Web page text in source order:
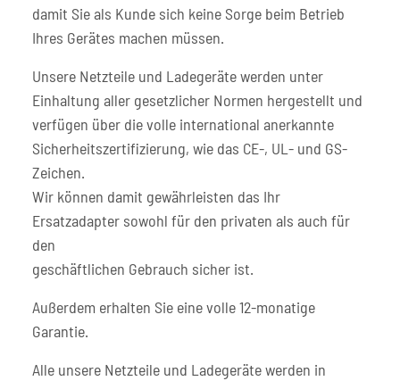
damit Sie als Kunde sich keine Sorge beim Betrieb
Ihres Gerätes machen müssen.
Unsere Netzteile und Ladegeräte werden unter
Einhaltung aller gesetzlicher Normen hergestellt und
verfügen über die volle international anerkannte
Sicherheitszertifizierung, wie das CE-, UL- und GS-
Zeichen.
Wir können damit gewährleisten das Ihr
Ersatzadapter sowohl für den privaten als auch für
den
geschäftlichen Gebrauch sicher ist.
Außerdem erhalten Sie eine volle 12-monatige
Garantie.
Alle unsere Netzteile und Ladegeräte werden in